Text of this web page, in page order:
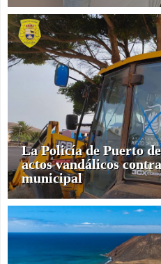
La Policía de Puerto
actos vandálicos
municipal